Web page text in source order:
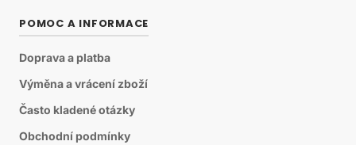
POMOC A INFORMACE
Doprava a platba
Výměna a vrácení zboží
Často kladené otázky
Obchodní podmínky